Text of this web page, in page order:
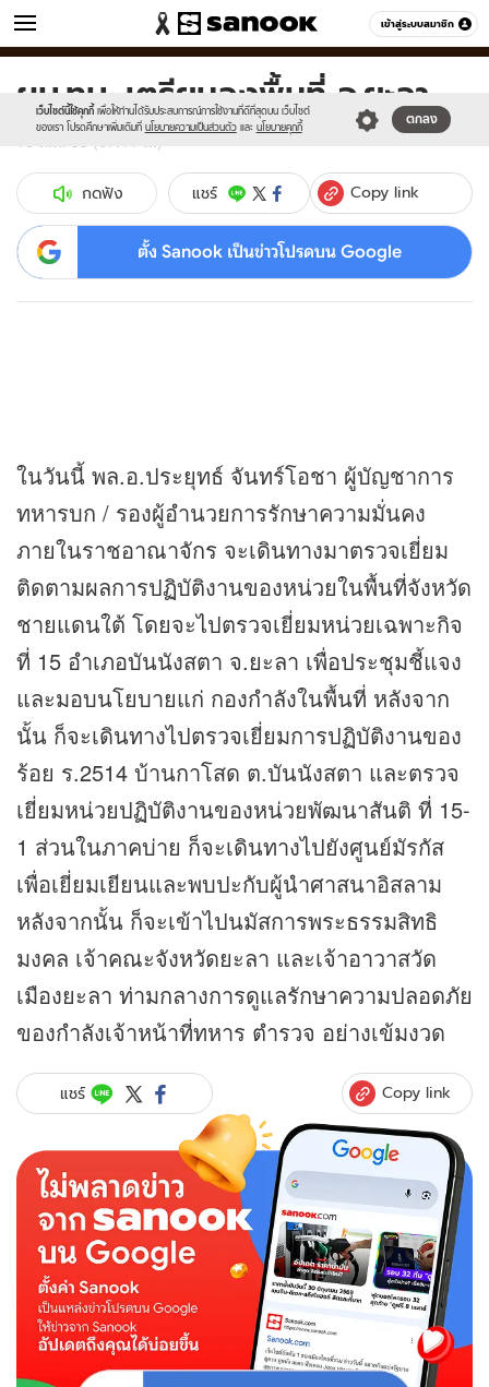
เข้าสู่ระบบสมาชิก
ข่าว หมวดอื่นๆ
เว็บไซต์นี้ใช้คุกกี้ เพื่อให้ท่านได้รับประสบการณ์การใช้งานที่ดีที่สุดบน เว็บไซต์
ของเรา โปรดศึกษาเพิ่มเติมที่ นโยบายความเป็นส่วนตัว และ นโยบายคุกกี้
ตกลง
Sanook
//s.isanook.com/sr/0/images/logo-
new-
sanook.png
600
60
ผบ.ทบ. เตรียมลงพื้นที่ จ.ยะลา
18 ต.ค. 53 (07:44 น.)
กดฟัง แชร์ Copy link
ตั้ง Sanook เป็นข่าวโปรดบน Google
ในวันนี้ พล.อ.ประยุทธ์ จันทร์โอชา ผู้บัญชาการ
ทหารบก / รองผู้อำนวยการรักษาความมั่นคง
ภายในราชอาณาจักร จะเดินทางมาตรวจเยี่ยม
ติดตามผลการปฏิบัติงานของหน่วยในพื้นที่จังหวัด
ชายแดนใต้ โดยจะไปตรวจเยี่ยมหน่วยเฉพาะกิจ
ที่ 15 อำเภอบันนังสตา จ.ยะลา เพื่อประชุมชี้แจง
และมอบนโยบายแก่ กองกำลังในพื้นที่ หลังจาก
นั้น ก็จะเดินทางไปตรวจเยี่ยมการปฏิบัติงานของ
ร้อย ร.2514 บ้านกาโสด ต.บันนังสตา และตรวจ
เยี่ยมหน่วยปฏิบัติงานของหน่วยพัฒนาสันติ ที่ 15-
1 ส่วนในภาคบ่าย ก็จะเดินทางไปยังศูนย์มัรกัส
เพื่อเยี่ยมเยียนและพบปะกับผู้นำศาสนาอิสลาม
หลังจากนั้น ก็จะเข้าไปนมัสการพระธรรมสิทธิ
มงคล เจ้าคณะจังหวัดยะลา และเจ้าอาวาสวัด
เมืองยะลา ท่ามกลางการดูแลรักษาความปลอดภัย
ของกำลังเจ้าหน้าที่ทหาร ตำรวจ อย่างเข้มงวด
แชร์ Copy link